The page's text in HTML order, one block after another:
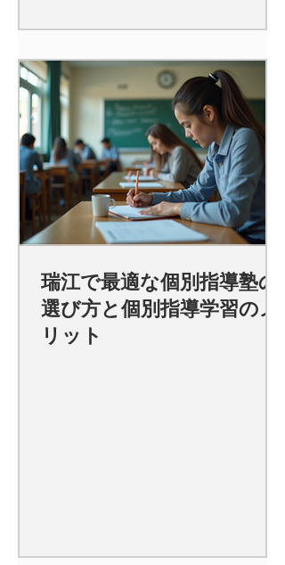
瑞江で最適な個別指導塾の
選び方と個別指導学習のメ
リット